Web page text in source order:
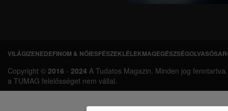
L
á
VILÁGIZENEDEFINOM & NŐIESFÉSZEKLÉLEKMAGEGÉSZSÉG
Copyright © 2016 - 2024 A Tudatos Magazin. Minden jog
a TUMAG felelősséget nem vállal.